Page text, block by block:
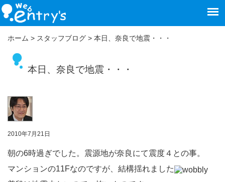
ホーム > スタッフブログ > 本日、奈良で地震・・・
本日、奈良で地震・・・
2010年7月21日
朝の6時過ぎでした。震源地が奈良にて震度４との事。
マンションの11Fなのですが、結構揺れました